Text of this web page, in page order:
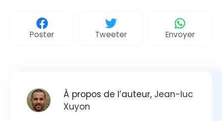
Poster Tweeter Envoyer
À propos de l’auteur, Jean-luc
Xuyon